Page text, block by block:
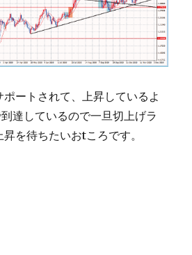
ートされて、上昇しているよ
達しているので一旦切上げラ
を待ちたいおtころです。